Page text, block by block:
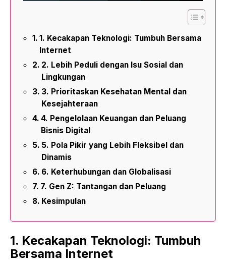
1. Kecakapan Teknologi: Tumbuh Bersama
Internet
2. Lebih Peduli dengan Isu Sosial dan
Lingkungan
3. Prioritaskan Kesehatan Mental dan
Kesejahteraan
4. Pengelolaan Keuangan dan Peluang
Bisnis Digital
5. Pola Pikir yang Lebih Fleksibel dan
Dinamis
6. Keterhubungan dan Globalisasi
7. Gen Z: Tantangan dan Peluang
Kesimpulan
1. Kecakapan Teknologi: Tumbuh
Bersama Internet